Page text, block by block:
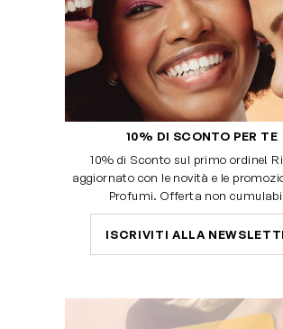
10% DI SCONTO PER TE
10% di Sconto sul primo ordine!
aggiornato con le novità e le
Profumi. Offerta non
ISCRIVITI ALLA